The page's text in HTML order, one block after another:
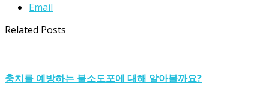
Email
Related Posts
충치를 예방하는 불소도포에 대해 알아볼까요?